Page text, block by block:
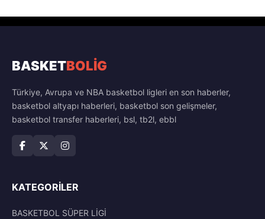
BASKETBOLİG
Türkiye, Avrupa ve NBA basketbol ligleri en son haberler,
basketbol altyapı haberleri, basketbol son gelişmeler,
basketbol transfer haberleri, bsl, tb2l, ebbl
KATEGORILER
BASKETBOL SÜPER LİGİ